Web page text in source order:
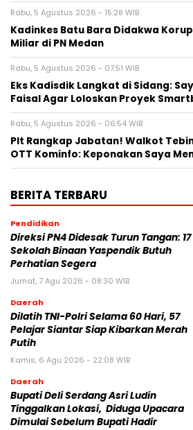
Rabu, 5 Agustus 2026 - 15:28 WIB
Kadinkes Batu Bara Didakwa
Miliar di PN Medan
Rabu, 5 Agustus 2026 - 07:51 WIB
Eks Kadisdik Langkat di Sidang:
Faisal Agar Loloskan Proyek
Rabu, 5 Agustus 2026 - 06:54 WIB
Plt Rangkap Jabatan! Walkot
OTT Kominfo: Keponakan Saya
BERITA TERBARU
Pendidikan
Direksi PN4 Didesak Turun Tangan: 17
Sekolah Binaan Yaspendik Butuh
Perhatian Segera
Jumat, 7 Agu 2026 - 08:30 WIB
Daerah
Dilatih TNI-Polri Selama 60 Hari, 57
Pelajar Siantar Siap Kibarkan Merah
Putih
Kamis, 6 Agu 2026 - 22:08 WIB
Daerah
Bupati Deli Serdang Asri Ludin
Tinggalkan Lokasi, Diduga Upacara
Dimulai Sebelum Bupati Hadir